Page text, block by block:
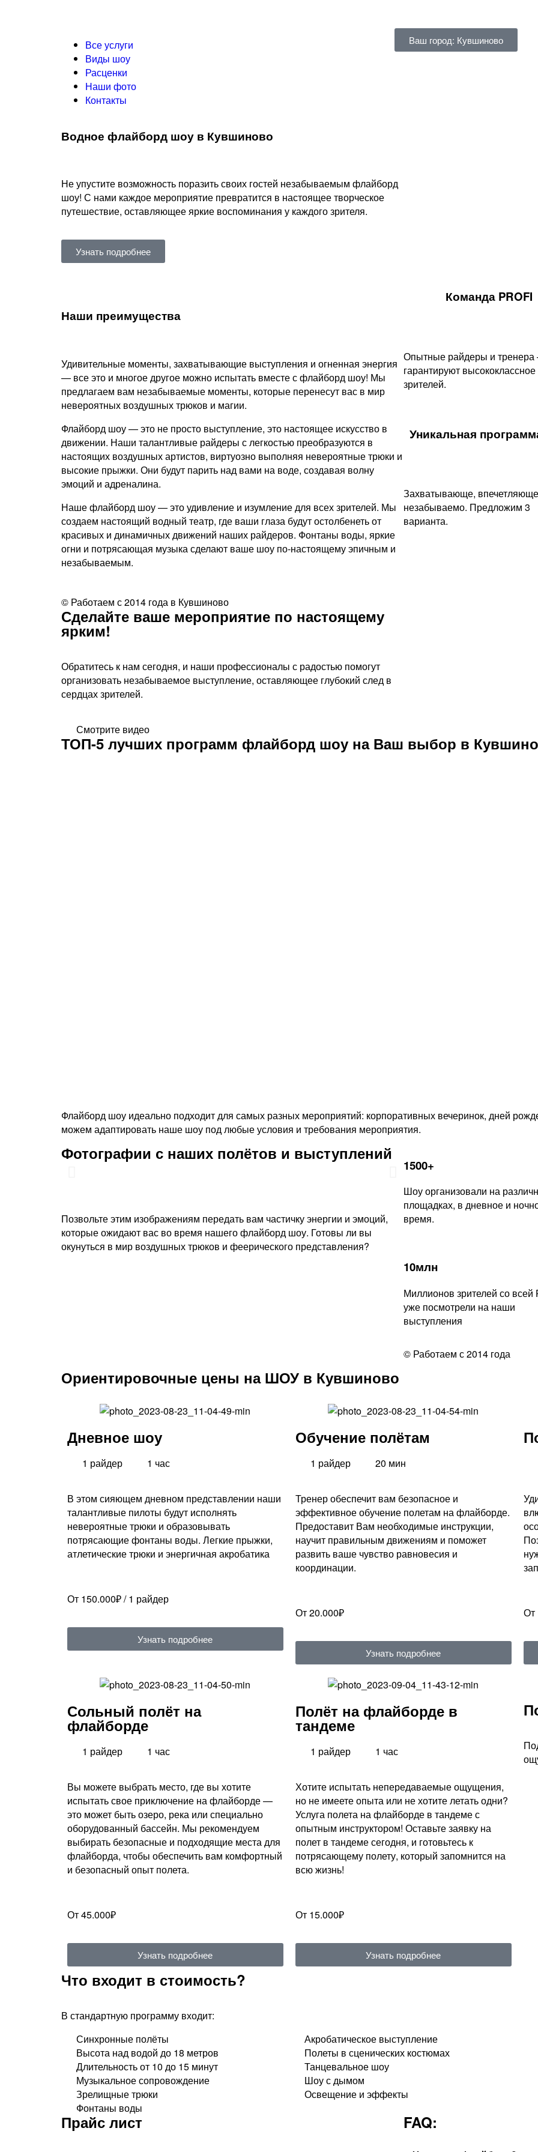
Все услуги
Виды шоу
Расценки
Наши фото
Контакты
Ваш город: Кувшиново
Водное флайборд шоу в Кувшиново
Не упустите возможность поразить своих гостей незабываемым флайборд
шоу! С нами каждое мероприятие превратится в настоящее творческое
путешествие, оставляющее яркие воспоминания у каждого зрителя.
Узнать подробнее
Наши преимущества
Удивительные моменты, захватывающие выступления и огненная энергия
— все это и многое другое можно испытать вместе с флайборд шоу! Мы
предлагаем вам незабываемые моменты, которые перенесут вас в мир
невероятных воздушных трюков и магии.
Флайборд шоу — это не просто выступление, это настоящее искусство в
движении. Наши талантливые райдеры с легкостью преобразуются в
настоящих воздушных артистов, виртуозно выполняя невероятные трюки и
высокие прыжки. Они будут парить над вами на воде, создавая волну
эмоций и адреналина.
Наше флайборд шоу — это удивление и изумление для всех зрителей. Мы
создаем настоящий водный театр, где ваши глаза будут остолбенеть от
красивых и динамичных движений наших райдеров. Фонтаны воды, яркие
огни и потрясающая музыка сделают ваше шоу по-настоящему эпичным и
незабываемым.
© Работаем с 2014 года в Кувшиново
Команда PROFI
Опытные райдеры и
гарантируют
зрителей.
Уникальная
Захватывающе,
незабываемо. Предложим 3
варианта.
Сделайте ваше мероприятие по настоящему
ярким!​
Обратитесь к нам сегодня, и наши профессионалы с радостью помогут
организовать незабываемое выступление, оставляющее глубокий след в
сердцах зрителей.
Смотрите видео
ТОП-5 лучших программ флайборд шоу на Ваш выбор в
Флайборд шоу идеально подходит для самых разных мероприятий: корпоративных вечеринок, дней
можем адаптировать наше шоу под любые условия и требования мероприятия.
Фотографии с наших полётов и выступлений
Позвольте этим изображениям передать вам частичку энергии и эмоций,
которые ожидают вас во время нашего флайборд шоу. Готовы ли вы
окунуться в мир воздушных трюков и феерического представления?
1500+
Шоу организовали на
площадках, в дневное и
время.
10млн
Миллионов зрителей со всей
уже посмотрели на наши
выступления
© Работаем с 2014 года
Ориентировочные цены на ШОУ в Кувшиново
Дневное шоу
1 райдер 1 час
В этом сияющем дневном представлении наши
талантливые пилоты будут исполнять
невероятные трюки и образовывать
потрясающие фонтаны воды. Легкие прыжки,
атлетические трюки и энергичная акробатика
От 150.000₽ / 1 райдер
Узнать подробнее
Обучение полётам
1 райдер 20 мин
Тренер обеспечит вам безопасное и
эффективное обучение полетам на флайборде.
Предоставит Вам необходимые инструкции,
научит правильным движениям и поможет
развить ваше чувство равновесия и
координации.
От 20.000₽
Узнать подробнее
От
Сольный полёт на
флайборде
1 райдер 1 час
Вы можете выбрать место, где вы хотите
испытать свое приключение на флайборде —
это может быть озеро, река или специально
оборудованный бассейн. Мы рекомендуем
выбирать безопасные и подходящие места для
флайборда, чтобы обеспечить вам комфортный
и безопасный опыт полета.
От 45.000₽
Узнать подробнее
Полёт на флайборде в
тандеме
1 райдер 1 час
Хотите испытать непередаваемые ощущения,
но не имеете опыта или не хотите летать одни?
Услуга полета на флайборде в тандеме с
опытным инструктором! Оставьте заявку на
полет в тандеме сегодня, и готовьтесь к
потрясающему полету, который запомнится на
всю жизнь!
От 15.000₽
Узнать подробнее
Что входит в стоимость?
В стандартную программу входит:
Синхронные полёты
Высота над водой до 18 метров
Длительность от 10 до 15 минут
Музыкальное сопровождение
Зрелищные трюки
Фонтаны воды​
Акробатическое выступление
Полеты в сценических костюмах
Танцевальное шоу
Шоу с дымом
Освещение и эффекты
Прайс лист FAQ: